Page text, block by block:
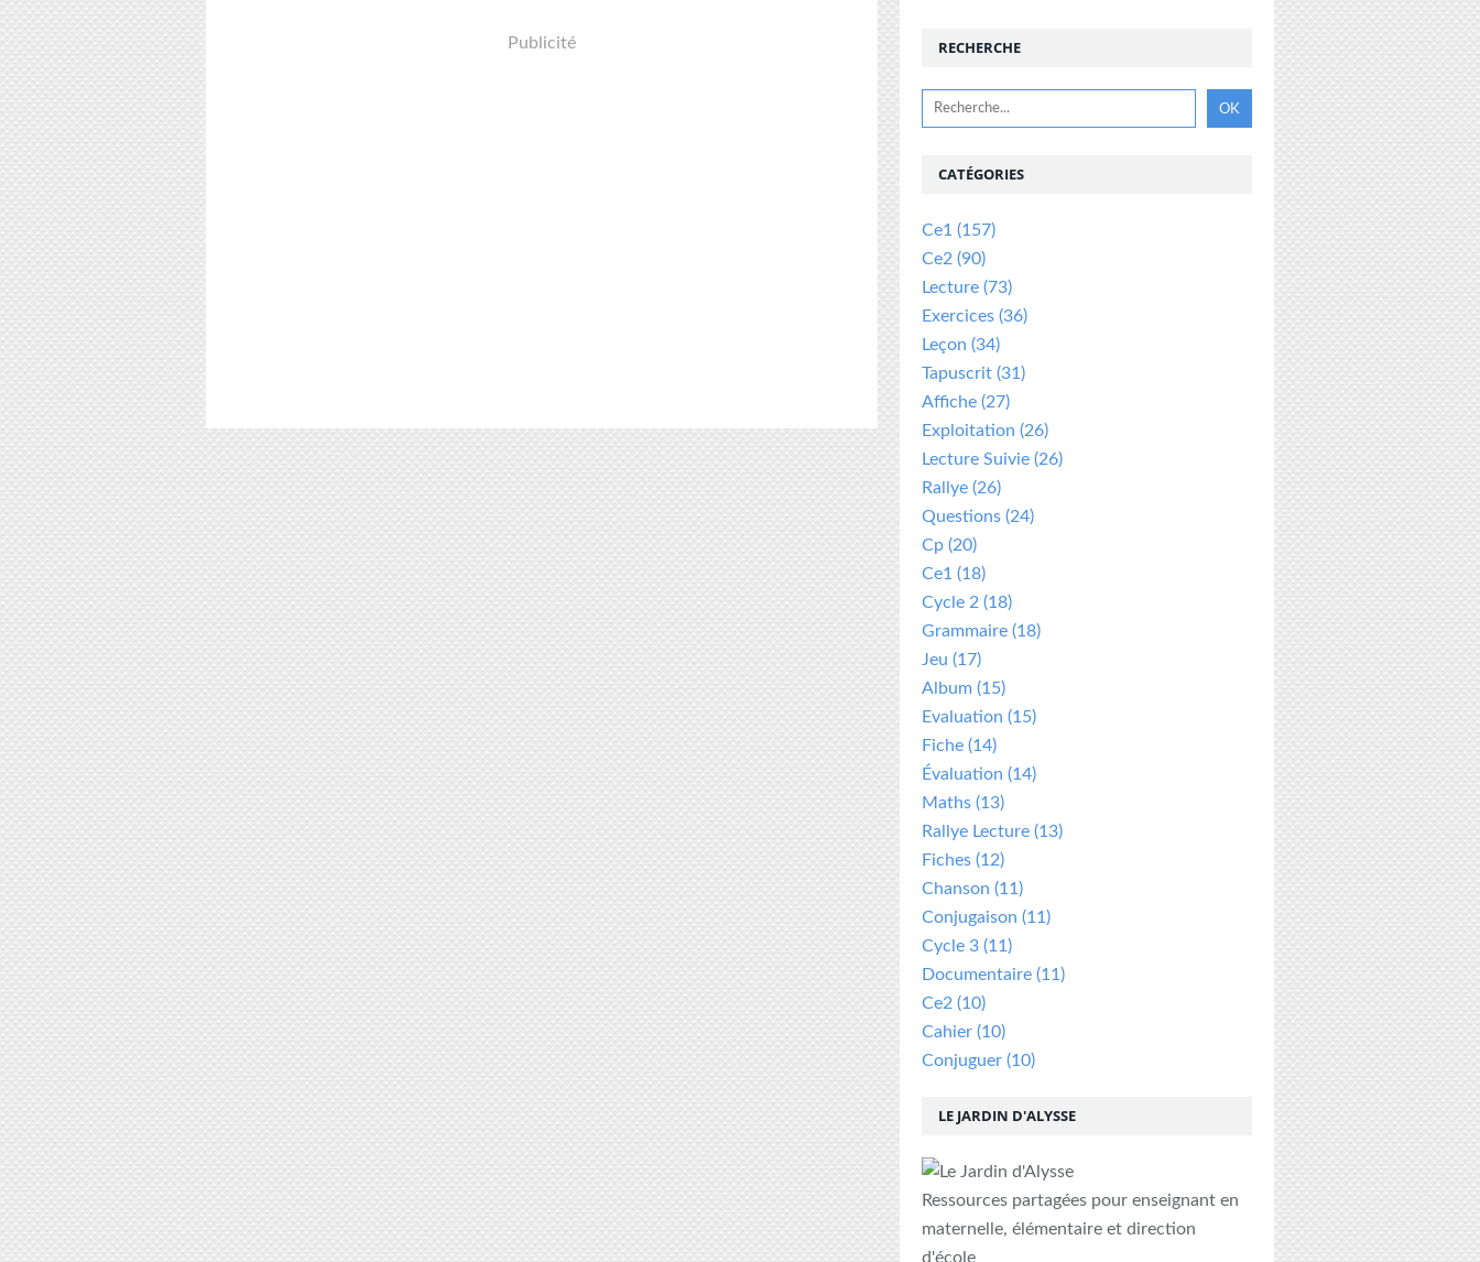
Publicité RECHERCHE
LE JARDIN D'ALYSSE
Ressources partagées pour enseignant en
maternelle, élémentaire et direction
d'école
CATÉGORIES
Ce1 (157)
Ce2 (90)
Lecture (73)
Exercices (36)
Leçon (34)
Tapuscrit (31)
Affiche (27)
Exploitation (26)
Lecture Suivie (26)
Rallye (26)
Questions (24)
Cp (20)
Ce1 (18)
Cycle 2 (18)
Grammaire (18)
Jeu (17)
Album (15)
Evaluation (15)
Fiche (14)
Évaluation (14)
Maths (13)
Rallye Lecture (13)
Fiches (12)
Chanson (11)
Conjugaison (11)
Cycle 3 (11)
Documentaire (11)
Ce2 (10)
Cahier (10)
Conjuguer (10)